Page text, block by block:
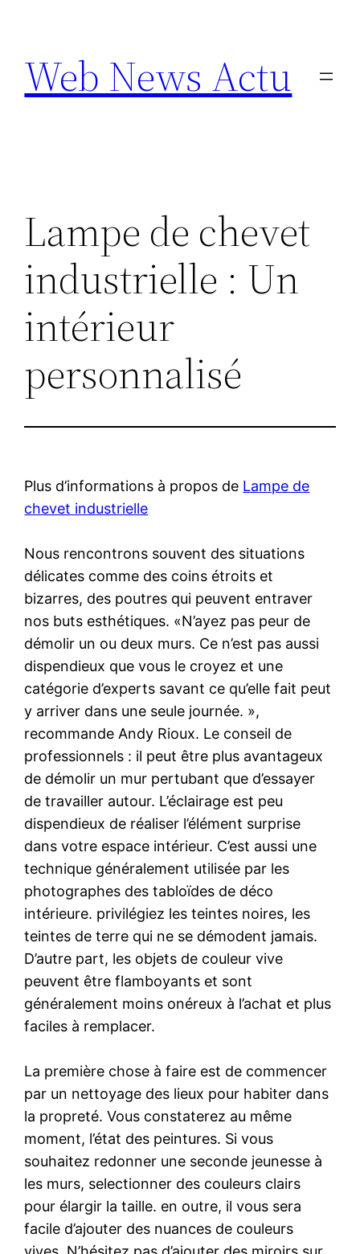
contenu
Web News Actu
Lampe de chevet
industrielle : Un
intérieur
personnalisé
Plus d’informations à propos de Lampe de
chevet industrielle
Nous rencontrons souvent des situations
délicates comme des coins étroits et
bizarres, des poutres qui peuvent entraver
nos buts esthétiques. «N’ayez pas peur de
démolir un ou deux murs. Ce n’est pas aussi
dispendieux que vous le croyez et une
catégorie d’experts savant ce qu’elle fait peut
y arriver dans une seule journée. »,
recommande Andy Rioux. Le conseil de
professionnels : il peut être plus avantageux
de démolir un mur pertubant que d’essayer
de travailler autour. L’éclairage est peu
dispendieux de réaliser l’élément surprise
dans votre espace intérieur. C’est aussi une
technique généralement utilisée par les
photographes des tabloïdes de déco
intérieure. privilégiez les teintes noires, les
teintes de terre qui ne se démodent jamais.
D’autre part, les objets de couleur vive
peuvent être flamboyants et sont
généralement moins onéreux à l’achat et plus
faciles à remplacer.
La première chose à faire est de commencer
par un nettoyage des lieux pour habiter dans
la propreté. Vous constaterez au même
moment, l’état des peintures. Si vous
souhaitez redonner une seconde jeunesse à
les murs, selectionner des couleurs clairs
pour élargir la taille. en outre, il vous sera
facile d’ajouter des nuances de couleurs